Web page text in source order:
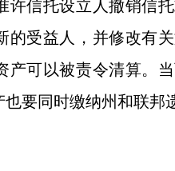
许信托设立人撤销信
的受益人，并修改有
产可以被责令清算。
要同时缴纳州和联邦